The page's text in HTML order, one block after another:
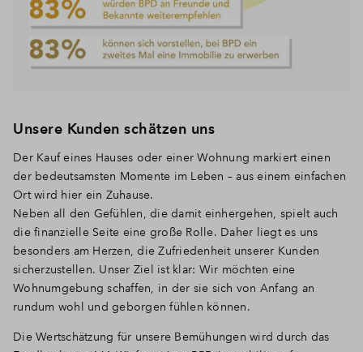
Unsere Kunden schätzen uns
Der Kauf eines Hauses oder einer Wohnung markiert einen
der bedeutsamsten Momente im Leben – aus einem einfachen
Ort wird hier ein Zuhause.
Neben all den Gefühlen, die damit einhergehen, spielt auch
die finanzielle Seite eine große Rolle. Daher liegt es uns
besonders am Herzen, die Zufriedenheit unserer Kunden
sicherzustellen. Unser Ziel ist klar: Wir möchten eine
Wohnumgebung schaffen, in der sie sich von Anfang an
rundum wohl und geborgen fühlen können.
Die Wertschätzung für unsere Bemühungen wird durch das